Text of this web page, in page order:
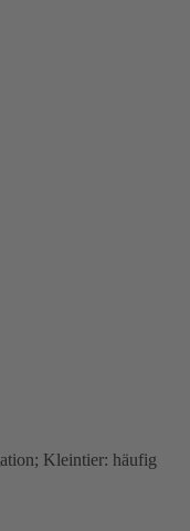
Kleintier: häufig